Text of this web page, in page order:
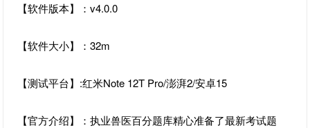
【软件版本】：v4.0.0
【软件大小】：32m
【测试平台】:红米Note 12T Pro/澎湃2/安卓15
【官方介绍】：执业兽医百分题库精心准备了最新考试题